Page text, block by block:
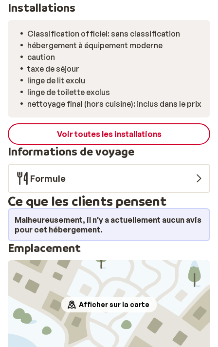
Installations
Classification officiel: sans classification
hébergement à équipement moderne
caution
taxe de séjour
linge de lit exclu
linge de toilette exclus
nettoyage final (hors cuisine): inclus dans le prix
Voir toutes les installations
Informations de voyage
Formule
Ce que les clients pensent
Malheureusement, il n'y a actuellement aucun avis
pour cet hébergement.
Emplacement
Afficher sur la carte